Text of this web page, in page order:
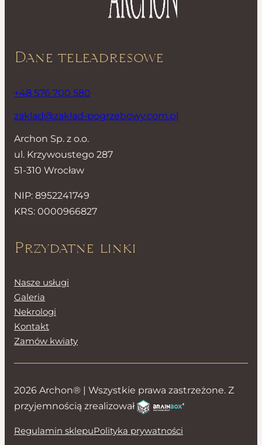
Dane teleadresowe
+48 576 700 580
zaklad@zaklad-pogrzebowy.com.pl
Archon Sp. z o.o.
ul. Krzywoustego 287
51-310 Wrocław
NIP: 8952241749
KRS: 0000966827
Przydatne linki
Nasze usługi
Galeria
Nekrologi
Kontakt
Zamów kwiaty
2026 Archon® | Wszystkie prawa zastrzeżone. Z
przyjemnością zrealizował
Regulamin sklepuPolityka prywatności